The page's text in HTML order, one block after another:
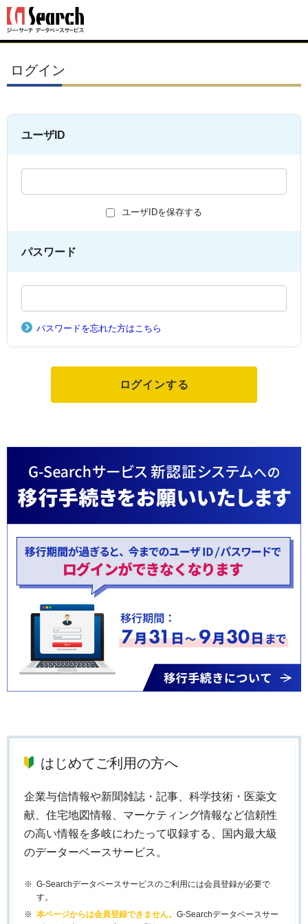
ログイン
ユーザID
ユーザIDを保存する
パスワード
パスワードを忘れた方はこちら
はじめてご利用の方へ
企業与信情報や新聞雑誌・記事、科学技術・医薬文
献、住宅地図情報、マーケティング情報など信頼性
の高い情報を多岐にわたって収録する、国内最大級
のデーターベースサービス。
G-Searchデータベースサービスのご利用には会員登録が必要で
す。
本ページからは会員登録できません。 G-Searchデータベースサー